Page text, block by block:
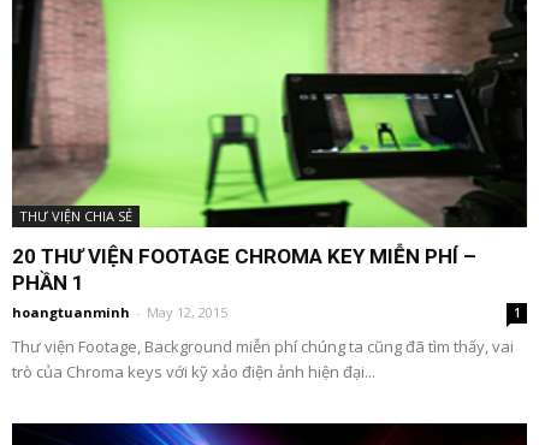
THƯ VIỆN CHIA SẺ
20 THƯ VIỆN FOOTAGE CHROMA KEY MIỄN PHÍ –
PHẦN 1
hoangtuanminh - May 12, 2015 1
Thư viện Footage, Background miễn phí chúng ta cũng đã tìm thấy, vai
trò của Chroma keys với kỹ xảo điện ảnh hiện đại...